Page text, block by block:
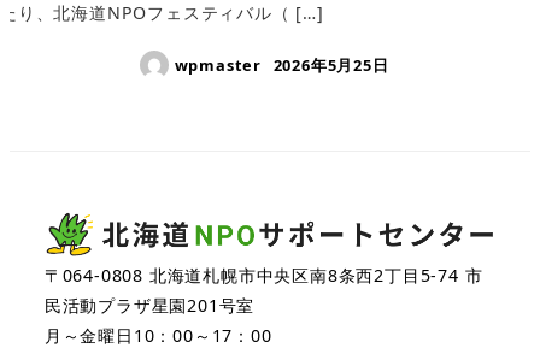
たり、北海道NPOフェスティバル（ […]
wpmaster 2026年5月25日
〒064-0808 北海道札幌市中央区南8条西2丁目5-74 市
民活動プラザ星園201号室
月～金曜日10：00～17：00